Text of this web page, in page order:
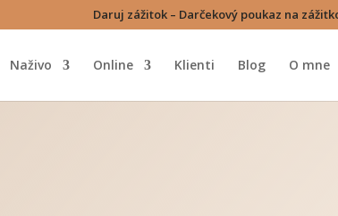
Daruj zážitok – Darčekový poukaz na
Naživo Online Klienti Blog O mne